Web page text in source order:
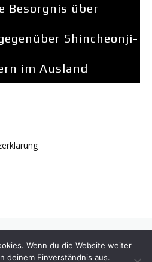
Besorgnis über
Shincheonji-
im Ausland
with a wide range of usability.
Wenn du die Website weiter
deinem Einverständnis aus.